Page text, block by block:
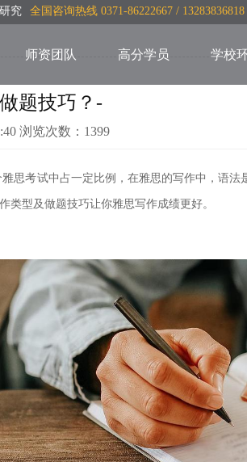
究 全国咨询热线 0371-86222667 / 13283836818
师资团队 高分学员 学校
题技巧？-
浏览次数：1399
思考试中占一定比例，在雅思的写作中，语
类型及做题技巧让你雅思写作成绩更好。